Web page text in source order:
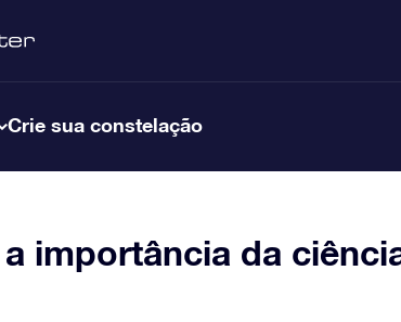
Crie sua constelação
importância da